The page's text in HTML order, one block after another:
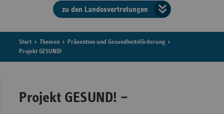
zu den Landesvertretungen
der
Start Themen
Prävention und Gesundheitsförderung
Projekt GESUND!
Projekt GESUND! –